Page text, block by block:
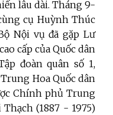
lâu dài. Tháng 9-
cụ Huỳnh Thúc
Nội vụ đã gặp Lư
cấp của Quốc dân
đoàn quân số 1,
Hoa Quốc dân
Chính phủ Trung
(1887 - 1975)